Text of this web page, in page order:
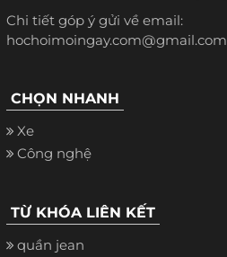
Chi tiết góp ý gửi về email:
hochoimoingay.com@gmail.com
CHỌN NHANH
Xe
Công nghệ
TỪ KHÓA LIÊN KẾT
quần jean